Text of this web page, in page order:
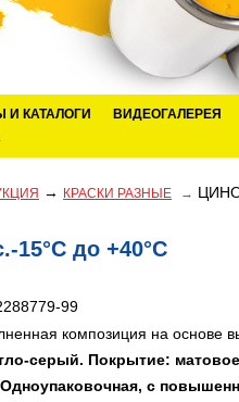
КАТАЛОГИ ВИДЕОГАЛЕРЕЯ
→ КРАСКИ РАЗНЫЕ →
15°С до +40°С
99
композиция на основе
серый. Покрытие: матовое
Одноупаковочная, с